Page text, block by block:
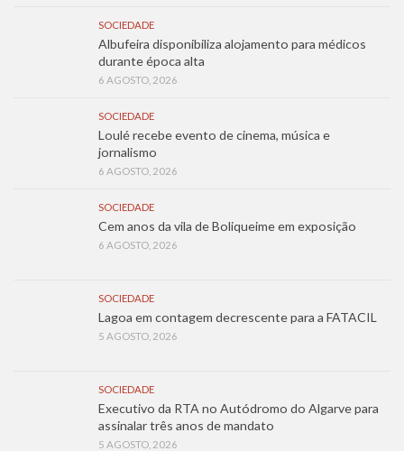
SOCIEDADE
Albufeira disponibiliza alojamento para médicos
durante época alta
6 AGOSTO, 2026
SOCIEDADE
Loulé recebe evento de cinema, música e
jornalismo
6 AGOSTO, 2026
SOCIEDADE
Cem anos da vila de Boliqueime em exposição
6 AGOSTO, 2026
SOCIEDADE
Lagoa em contagem decrescente para a FATACIL
5 AGOSTO, 2026
SOCIEDADE
Executivo da RTA no Autódromo do Algarve para
assinalar três anos de mandato
5 AGOSTO, 2026